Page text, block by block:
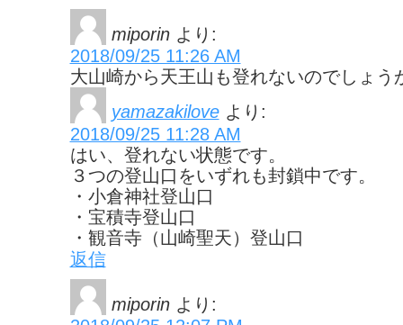
miporin より:
2018/09/25 11:26 AM
大山崎から天王山も登れないのでしょう
yamazakilove より:
2018/09/25 11:28 AM
はい、登れない状態です。
３つの登山口をいずれも封鎖中です。
・小倉神社登山口
・宝積寺登山口
・観音寺（山崎聖天）登山口
返信
miporin より: